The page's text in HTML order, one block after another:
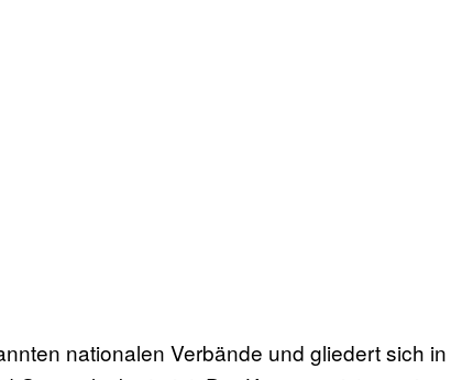
nationalen Verbände und gliedert sich in